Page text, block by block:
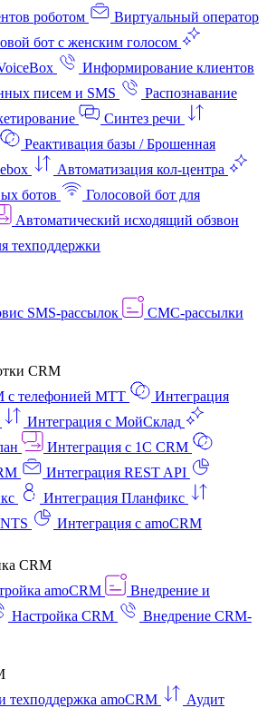
роботом
Виртуальный оператор
бот с женским голосом
Информирование клиентов
писем и SMS
Распознавание
Синтез речи
Реактивация базы / Брошенная
Автоматизация кол‑центра
ботов
Голосовой бот для
Автоматический исходящий обзвон
техподдержки
SMS-рассылок
СМС-рассылки
CRM
с телефонией МТТ
Интеграция
Интеграция с МойСклад
Интеграция с 1C CRM
Интеграция REST API
Интеграция Планфикс
Интеграция с amoCRM
CRM
amoCRM
Внедрение и
Настройка CRM
Внедрение CRM-
техподдержка amoCRM
Аудит